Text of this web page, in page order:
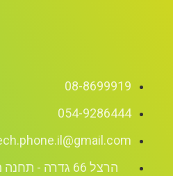
08-8699919
054-9286444
הרצל 66 גדרה - תחנה מרכזית אגד